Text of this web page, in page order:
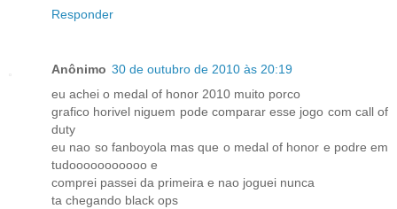
Responder
Anônimo 30 de outubro de 2010 às 20:19
eu achei o medal of honor 2010 muito porco
grafico horivel niguem pode comparar esse jogo com call of
duty
eu nao so fanboyola mas que o medal of honor e podre em
tudooooooooooo e
comprei passei da primeira e nao joguei nunca
ta chegando black ops